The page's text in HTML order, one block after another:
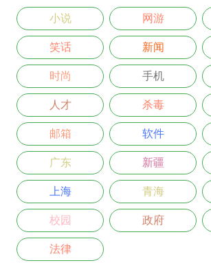
小说 网游
笑话 新闻
时尚 手机
人才 杀毒
邮箱 软件
广东 新疆
上海 青海
校园 政府
法律